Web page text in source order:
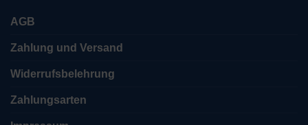
AGB
Zahlung und Versand
Widerrufsbelehrung
Zahlungsarten